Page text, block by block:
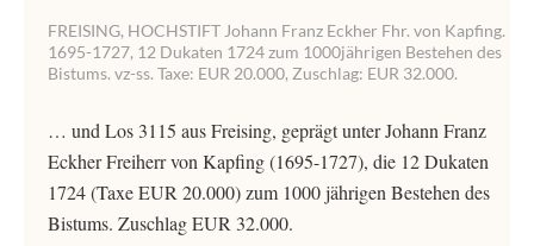
FREISING, HOCHSTIFT Johann Franz Eckher Fhr. von Kapfing.
1695-1727, 12 Dukaten 1724 zum 1000jährigen Bestehen des
Bistums. vz-ss. Taxe: EUR 20.000, Zuschlag: EUR 32.000.
… und Los 3115 aus Freising, geprägt unter Johann Franz
Eckher Freiherr von Kapfing (1695-1727), die 12 Dukaten
1724 (Taxe EUR 20.000) zum 1000 jährigen Bestehen des
Bistums. Zuschlag EUR 32.000.